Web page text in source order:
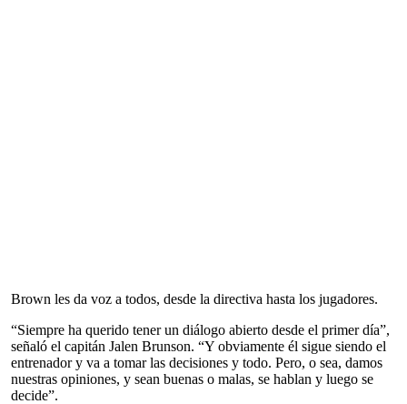
Brown les da voz a todos, desde la directiva hasta los jugadores.
“Siempre ha querido tener un diálogo abierto desde el primer día”,
señaló el capitán Jalen Brunson. “Y obviamente él sigue siendo el
entrenador y va a tomar las decisiones y todo. Pero, o sea, damos
nuestras opiniones, y sean buenas o malas, se hablan y luego se
decide”.